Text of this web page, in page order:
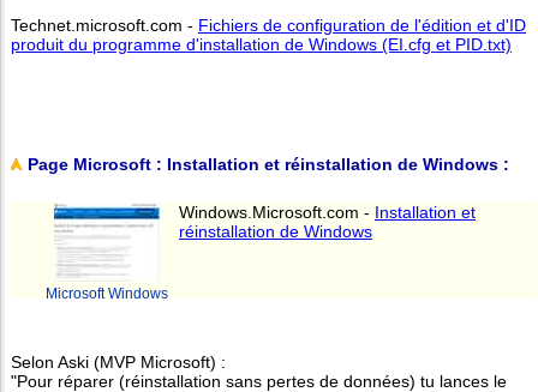
Technet.microsoft.com - Fichiers de configuration de l'édition et d'ID
produit du programme d'installation de Windows (EI.cfg et PID.txt)
Page Microsoft : Installation et réinstallation de Windows :
Microsoft Windows
Windows.Microsoft.com - Installation et
réinstallation de Windows
Selon Aski (MVP Microsoft) :
"Pour réparer (réinstallation sans pertes de données) tu lances le